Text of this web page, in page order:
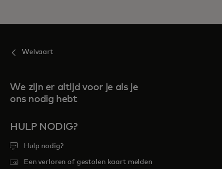
Welvaart
We zijn er altijd voor je als je
ons nodig hebt
HULP NODIG?
Hulp nodig?
Een verloren of gestolen kaart melden